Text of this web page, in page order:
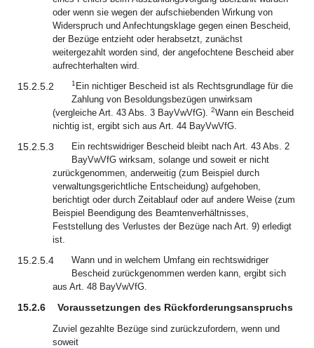
oder wenn sie wegen der aufschiebenden Wirkung von
Widerspruch und Anfechtungsklage gegen einen Bescheid,
der Bezüge entzieht oder herabsetzt, zunächst
weitergezahlt worden sind, der angefochtene Bescheid aber
aufrechterhalten wird.
15.2.5.2 1 Ein nichtiger Bescheid ist als Rechtsgrundlage für die
Zahlung von Besoldungsbezügen unwirksam
(vergleiche Art. 43 Abs. 3 BayVwVfG). 2Wann ein Bescheid
nichtig ist, ergibt sich aus Art. 44 BayVwVfG.
15.2.5.3
Ein rechtswidriger Bescheid bleibt nach Art. 43 Abs. 2
BayVwVfG wirksam, solange und soweit er nicht
zurückgenommen, anderweitig (zum Beispiel durch
verwaltungsgerichtliche Entscheidung) aufgehoben,
berichtigt oder durch Zeitablauf oder auf andere Weise (zum
Beispiel Beendigung des Beamtenverhältnisses,
Feststellung des Verlustes der Bezüge nach Art. 9) erledigt
ist.
15.2.5.4
Wann und in welchem Umfang ein rechtswidriger
Bescheid zurückgenommen werden kann, ergibt sich
aus Art. 48 BayVwVfG.
15.2.6 Voraussetzungen des Rückforderungsanspruchs
Zuviel gezahlte Bezüge sind zurückzufordern, wenn und
soweit